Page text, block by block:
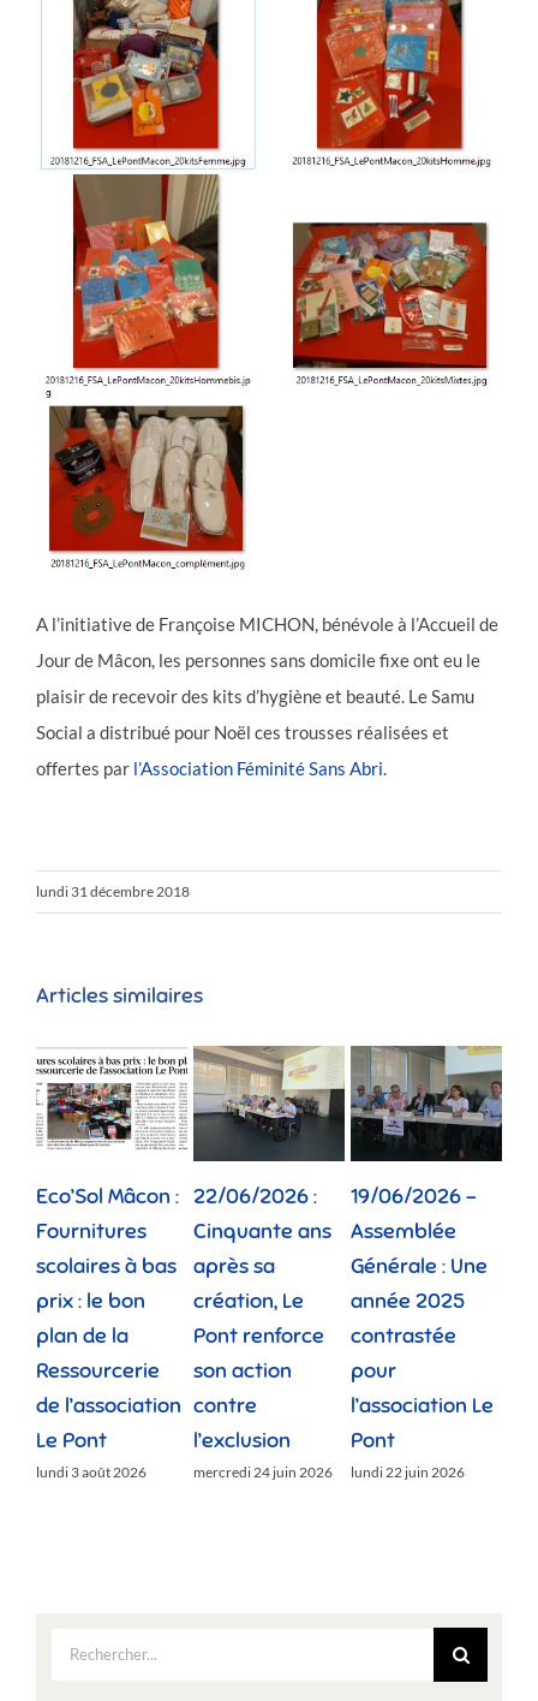
A l’initiative de Françoise MICHON, bénévole à l’Accueil de
Jour de Mâcon, les personnes sans domicile fixe ont eu le
plaisir de recevoir des kits d’hygiène et beauté. Le Samu
Social a distribué pour Noël ces trousses réalisées et
offertes par l’Association Féminité Sans Abri.
lundi 31 décembre 2018
Articles similaires
Eco’Sol Mâcon :
Fournitures
scolaires à bas
prix : le bon
plan de la
Ressourcerie
de l’association
Le Pont
lundi 3 août 2026
22/06/2026 :
Cinquante ans
après sa
création, Le
Pont renforce
son action
contre
l’exclusion
mercredi 24 juin 2026
19/06/2026 –
Assemblée
Générale : Une
année 2025
contrastée
pour
l’association Le
Pont
lundi 22 juin 2026
Rechercher: